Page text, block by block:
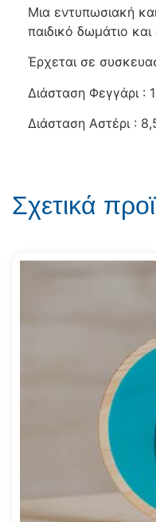
Μια εντυπωσιακή
παιδικό δωμάτιο
Έρχεται σε
Διάσταση Φεγγάρι :
Διάσταση Αστέρι :
Σχετικά